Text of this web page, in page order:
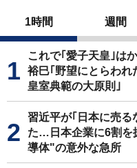
1時間 週間
これで｢愛子天皇｣は
裕巳｢野望にとらわれ
皇室典範の大原則｣
習近平が｢日本に売る
た…日本企業に6割を
導体"の意外な急所